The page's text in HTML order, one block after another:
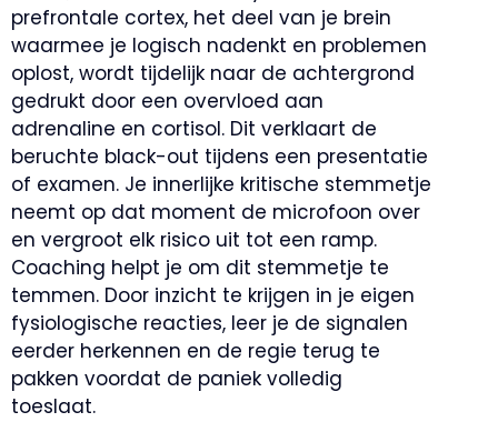
prefrontale cortex, het deel van je brein
waarmee je logisch nadenkt en problemen
oplost, wordt tijdelijk naar de achtergrond
gedrukt door een overvloed aan
adrenaline en cortisol. Dit verklaart de
beruchte black-out tijdens een presentatie
of examen. Je innerlijke kritische stemmetje
neemt op dat moment de microfoon over
en vergroot elk risico uit tot een ramp.
Coaching helpt je om dit stemmetje te
temmen. Door inzicht te krijgen in je eigen
fysiologische reacties, leer je de signalen
eerder herkennen en de regie terug te
pakken voordat de paniek volledig
toeslaat.